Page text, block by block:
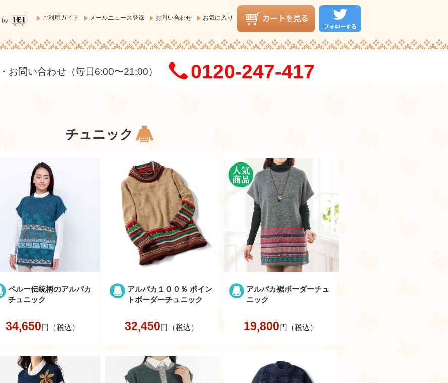
ご利用ガイド メールニュース登録 お問い合わせ お気に入り
お問い合わせ（毎日6:00〜21:00） 0120-247-417
チュニック
ペルー伝統柄のアルパカ
チュニック
34,650円（税込）
アルパカ１００％ ポイン
トボーダーチュニック
32,450円（税込）
アルパカ裾ボーダーチュ
ニック
19,800円（税込）